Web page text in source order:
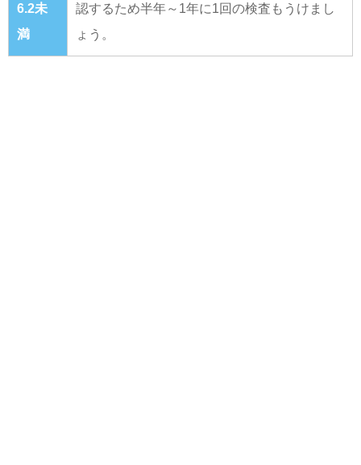
6.2未
満
認するため半年～1年に1回の検査もうけまし
ょう。